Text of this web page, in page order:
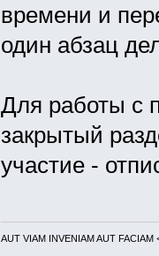
времени и
один абзац
Для работы с
закрытый
участие -
AUT VIAM INVENIAM AUT FACIAM